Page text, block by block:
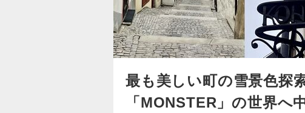
最も美しい町の雪景色探
「MONSTER」の世界へ